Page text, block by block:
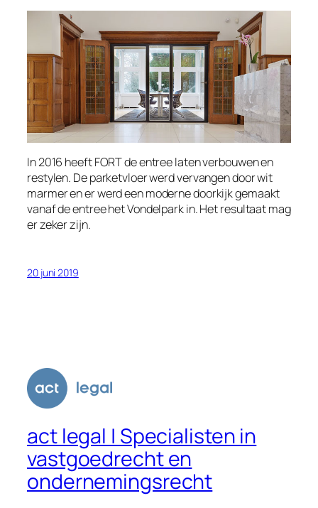
In 2016 heeft FORT de entree laten verbouwen en
restylen. De parketvloer werd vervangen door wit
marmer en er werd een moderne doorkijk gemaakt
vanaf de entree het Vondelpark in. Het resultaat mag
er zeker zijn.
20 juni 2019
act legal | Specialisten in
vastgoedrecht en
ondernemingsrecht